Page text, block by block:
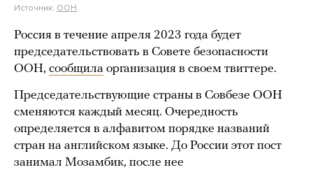
Источник: ООН
Россия в течение апреля 2023 года будет
председательствовать в Совете безопасности
ООН, сообщила организация в своем твиттере.
Председательствующие страны в Совбезе ООН
сменяются каждый месяц. Очередность
определяется в алфавитом порядке названий
стран на английском языке. До России этот пост
занимал Мозамбик, после нее